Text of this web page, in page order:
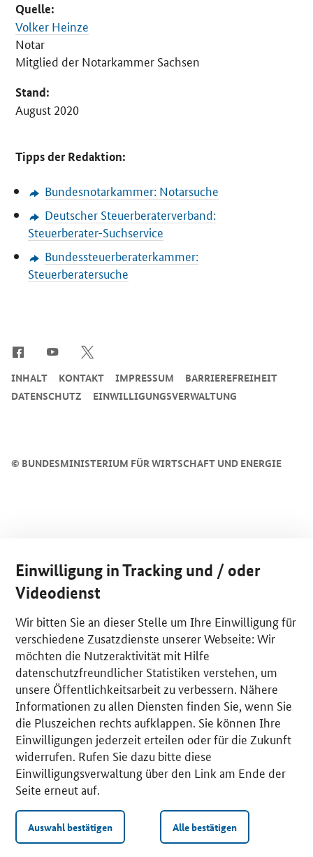
Quelle:
Volker Heinze
Notar
Mitglied der Notarkammer Sachsen
Stand:
August 2020
Tipps der Redaktion:
Bundesnotarkammer: Notarsuche
Deutscher Steuerberaterverband:
Steuerberater-Suchservice
Bundessteuerberaterkammer:
Steuerberatersuche
© BUNDESMINISTERIUM FÜR WIRTSCHAFT UND ENERGIE
INHALT KONTAKT IMPRESSUM
BARRIEREFREIHEIT
DATENSCHUTZ
EINWILLIGUNGSVERWALTUNG
Einwilligung in Tracking und / oder
Videodienst
Wir bitten Sie an dieser Stelle um Ihre Einwilligung für
verschiedene Zusatzdienste unserer Webseite: Wir
möchten die Nutzeraktivität mit Hilfe
datenschutzfreundlicher Statistiken verstehen, um
unsere Öffentlichkeitsarbeit zu verbessern. Nähere
Informationen zu allen Diensten finden Sie, wenn Sie
die Pluszeichen rechts aufklappen. Sie können Ihre
Einwilligungen jederzeit erteilen oder für die Zukunft
widerrufen. Rufen Sie dazu bitte diese
Einwilligungsverwaltung über den Link am Ende der
Seite erneut auf.
Auswahl bestätigen Alle bestätigen